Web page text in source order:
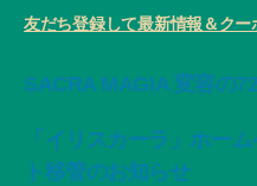
友だち登録して最新情報＆ク
SACRA MAGIA 変容の
「イリスカーラ」ホー
ト移管のお知らせ